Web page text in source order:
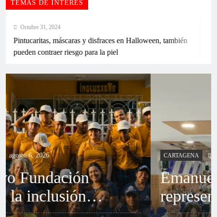
TEMAS DE INTERÉS
Octubre 31, 2024
máscaras y disfraces en Halloween, también
contraer riesgo para la piel
CARTAGENA agosto 6, 2026
Emanuel Dickson
representará a Cartagena
Abelardo de la Espriella ordena suspender el
proceso de empalme con el Gobierno de Gustavo
Petro